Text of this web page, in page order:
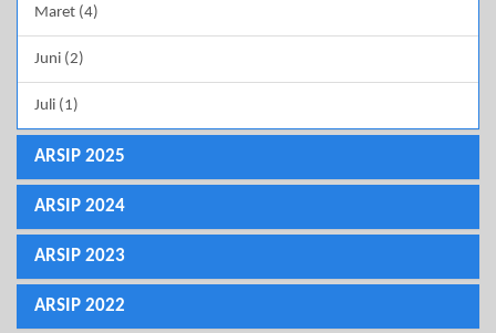
Maret (4)
Juni (2)
Juli (1)
ARSIP 2025
ARSIP 2024
ARSIP 2023
ARSIP 2022